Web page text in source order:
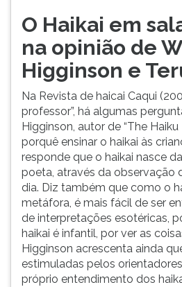
O Haikai em
na opinião de
Higginson e
Na Revista de haicai Caqui
professor”, há algumas
Higginson, autor de “The
porquê ensinar o haikai às
responde que o haikai nasce
poeta, através da observação
dia. Diz também que como o
metáfora, é mais fácil de ser
de interpretações esotéricas,
haikai é infantil, por ver as
Higginson acrescenta ainda
estimuladas pelos
próprio entendimento dos